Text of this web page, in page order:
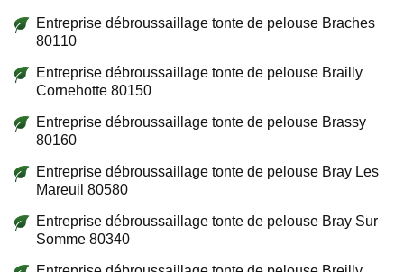
Entreprise débroussaillage tonte de pelouse Braches
80110
Entreprise débroussaillage tonte de pelouse Brailly
Cornehotte 80150
Entreprise débroussaillage tonte de pelouse Brassy
80160
Entreprise débroussaillage tonte de pelouse Bray Les
Mareuil 80580
Entreprise débroussaillage tonte de pelouse Bray Sur
Somme 80340